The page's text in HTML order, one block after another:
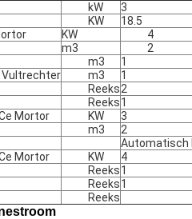
kW
3
KW
18.5
KW
4
m3
2
m3
1
Vultrechter m3
1
Reeks2
Reeks1
Mortor KW
3
m3
2
Automatisch
Mortor KW
4
Reeks1
Reeks1
Reeks